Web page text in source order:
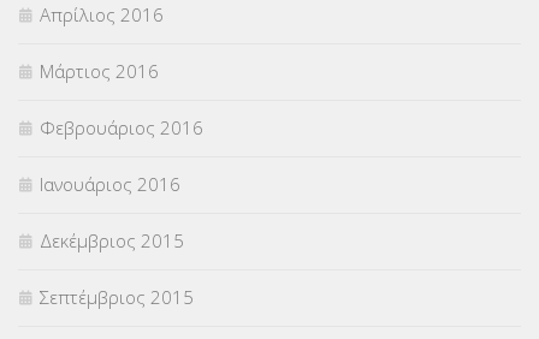
Απρίλιος 2016
Μάρτιος 2016
Φεβρουάριος 2016
Ιανουάριος 2016
Δεκέμβριος 2015
Σεπτέμβριος 2015